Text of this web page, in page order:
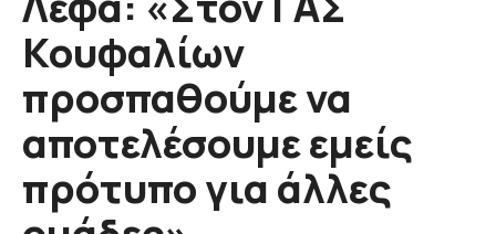
Κουφαλίων
προσπαθούμε να
αποτελέσουμε εμείς
πρότυπο για άλλες